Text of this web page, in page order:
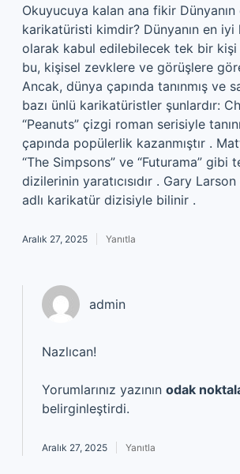
Okuyucuya kalan ana fikir Dünyanın
karikatüristi kimdir? Dünyanın en
olarak kabul edilebilecek tek bir kişi
bu, kişisel zevklere ve görüşlere
Ancak, dünya çapında tanınmış ve
bazı ünlü karikatüristler şunlardır:
“Peanuts” çizgi roman serisiyle
çapında popülerlik kazanmıştır .
“The Simpsons” ve “Futurama” gibi
dizilerinin yaratıcısıdır . Gary
adlı karikatür dizisiyle bilinir .
Aralık 27, 2025 Yanıtla
admin
Nazlıcan!
Yorumlarınız yazının odak
belirginleştirdi.
Aralık 27, 2025 Yanıtla